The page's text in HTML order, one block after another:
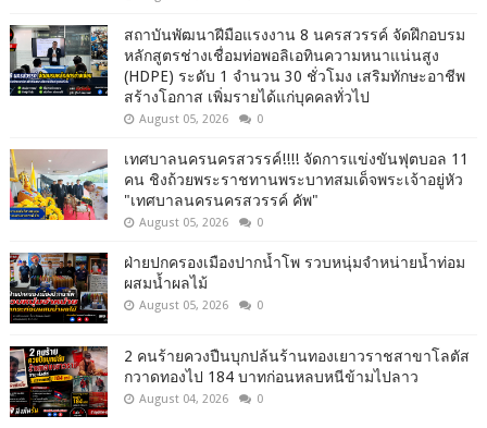
สถาบันพัฒนาฝีมือแรงงาน 8 นครสวรรค์ จัดฝึกอบรม
หลักสูตรช่างเชื่อมท่อพอลิเอทินความหนาแน่นสูง
(HDPE) ระดับ 1 จำนวน 30 ชั่วโมง เสริมทักษะอาชีพ
สร้างโอกาส เพิ่มรายได้แก่บุคคลทั่วไป
August 05, 2026 0
เทศบาลนครนครสวรรค์!!!! จัดการแข่งขันฟุตบอล 11
คน ชิงถ้วยพระราชทานพระบาทสมเด็จพระเจ้าอยู่หัว
"เทศบาลนครนครสวรรค์ คัพ"
August 05, 2026 0
ฝ่ายปกครองเมืองปากน้ำโพ รวบหนุ่มจำหน่ายน้ำท่อม
ผสมน้ำผลไม้
August 05, 2026 0
2 คนร้ายควงปืนบุกปล้นร้านทองเยาวราชสาขาโลตัส
กวาดทองไป 184 บาทก่อนหลบหนีข้ามไปลาว
August 04, 2026 0